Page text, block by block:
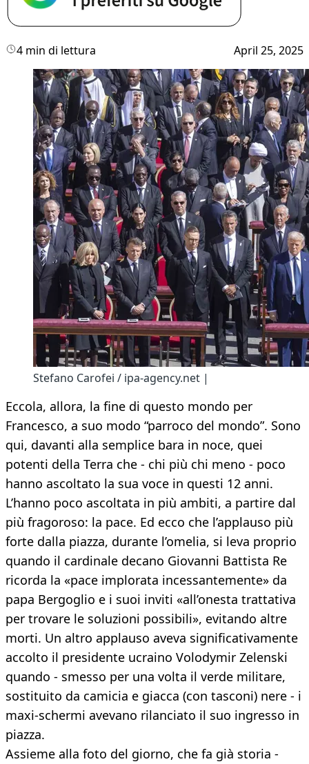
4 min di lettura April 25, 2025
Stefano Carofei / ipa-agency.net |
Eccola, allora, la fine di questo mondo per
Francesco, a suo modo “parroco del mondo”. Sono
qui, davanti alla semplice bara in noce, quei
potenti della Terra che - chi più chi meno - poco
hanno ascoltato la sua voce in questi 12 anni.
L’hanno poco ascoltata in più ambiti, a partire dal
più fragoroso: la pace. Ed ecco che l’applauso più
forte dalla piazza, durante l’omelia, si leva proprio
quando il cardinale decano Giovanni Battista Re
ricorda la «pace implorata incessantemente» da
papa Bergoglio e i suoi inviti «all’onesta trattativa
per trovare le soluzioni possibili», evitando altre
morti. Un altro applauso aveva significativamente
accolto il presidente ucraino Volodymir Zelenski
quando - smesso per una volta il verde militare,
sostituito da camicia e giacca (con tasconi) nere - i
maxi-schermi avevano rilanciato il suo ingresso in
piazza.
Assieme alla foto del giorno, che fa già storia -